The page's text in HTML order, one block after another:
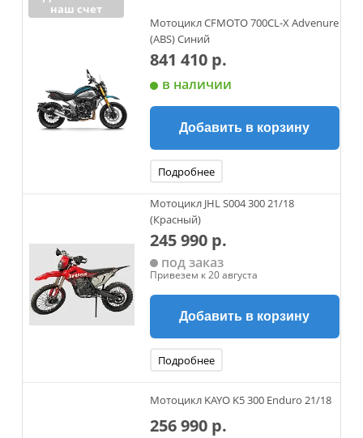
наш счет
Мотоцикл CFMOTO 700CL-X Advenure
(ABS) Синий
841 410 р.
в наличии
Добавить в корзину
Подробнее
Мотоцикл JHL S004 300 21/18
(Красный)
245 990 р.
под заказ
Привезем к 20 августа
Добавить в корзину
Подробнее
Мотоцикл KAYO K5 300 Enduro 21/18
256 990 р.